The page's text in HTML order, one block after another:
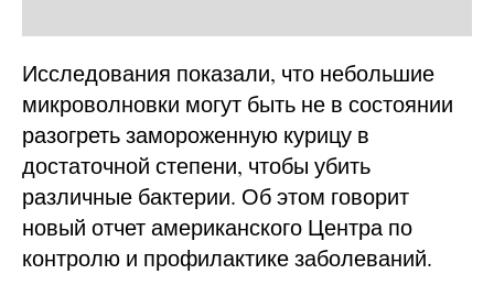
Исследования показали, что небольшие
микроволновки могут быть не в состоянии
разогреть замороженную курицу в
достаточной степени, чтобы убить
различные бактерии. Об этом говорит
новый отчет американского Центра по
контролю и профилактике заболеваний.